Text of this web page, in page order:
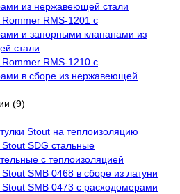
из нержавеющей стали
RMS-1201 с
и запорными клапанами из
стали
RMS-1210 с
в сборе из нержавеющей
(9)
Stout на теплоизоляцию
SDG стальные
с теплоизоляцией
SMB 0468 в сборе из латуни
Stout SMB 0473 с расходомерами